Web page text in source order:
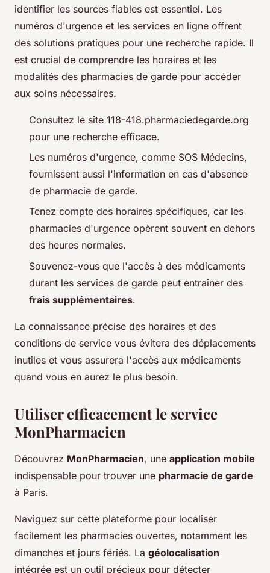
identifier les sources fiables est essentiel. Les
numéros d'urgence et les services en ligne offrent
des solutions pratiques pour une recherche rapide. Il
est crucial de comprendre les horaires et les
modalités des pharmacies de garde pour accéder
aux soins nécessaires.
Consultez le site 118-418.pharmaciedegarde.org
pour une recherche efficace.
Les numéros d'urgence, comme SOS Médecins,
fournissent aussi l'information en cas d'absence
de pharmacie de garde.
Tenez compte des horaires spécifiques, car les
pharmacies d'urgence opèrent souvent en dehors
des heures normales.
Souvenez-vous que l'accès à des médicaments
durant les services de garde peut entraîner des
frais supplémentaires.
La connaissance précise des horaires et des
conditions de service vous évitera des déplacements
inutiles et vous assurera l'accès aux médicaments
quand vous en aurez le plus besoin.
Utiliser efficacement le service
MonPharmacien
Découvrez MonPharmacien, une application mobile
indispensable pour trouver une pharmacie de garde
à Paris.
Naviguez sur cette plateforme pour localiser
facilement les pharmacies ouvertes, notamment les
dimanches et jours fériés. La géolocalisation
intégrée est un outil précieux pour détecter